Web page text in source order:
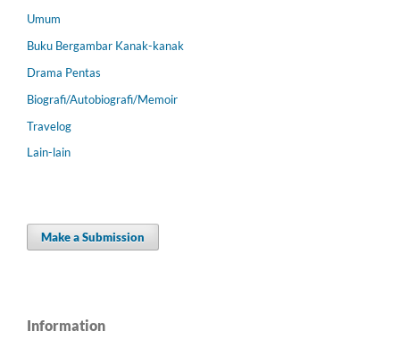
Umum
Buku Bergambar Kanak-kanak
Drama Pentas
Biografi/Autobiografi/Memoir
Travelog
Lain-lain
Make a Submission
Information